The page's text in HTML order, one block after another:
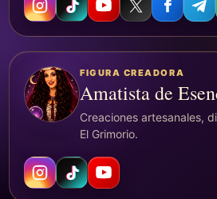
FIGURA CREADORA
Amatista de
Creaciones artesanales,
El Grimorio.